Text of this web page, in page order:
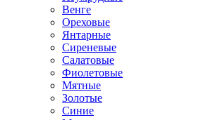
Венге
Ореховые
Янтарные
Сиреневые
Салатовые
Фиолетовые
Мятные
Золотые
Синие